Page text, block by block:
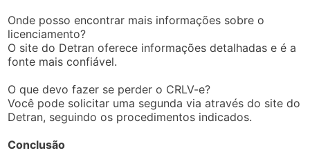
Onde posso encontrar mais informações sobre o
licenciamento?
O site do Detran oferece informações detalhadas e é a
fonte mais confiável.
O que devo fazer se perder o CRLV-e?
Você pode solicitar uma segunda via através do site do
Detran, seguindo os procedimentos indicados.
Conclusão